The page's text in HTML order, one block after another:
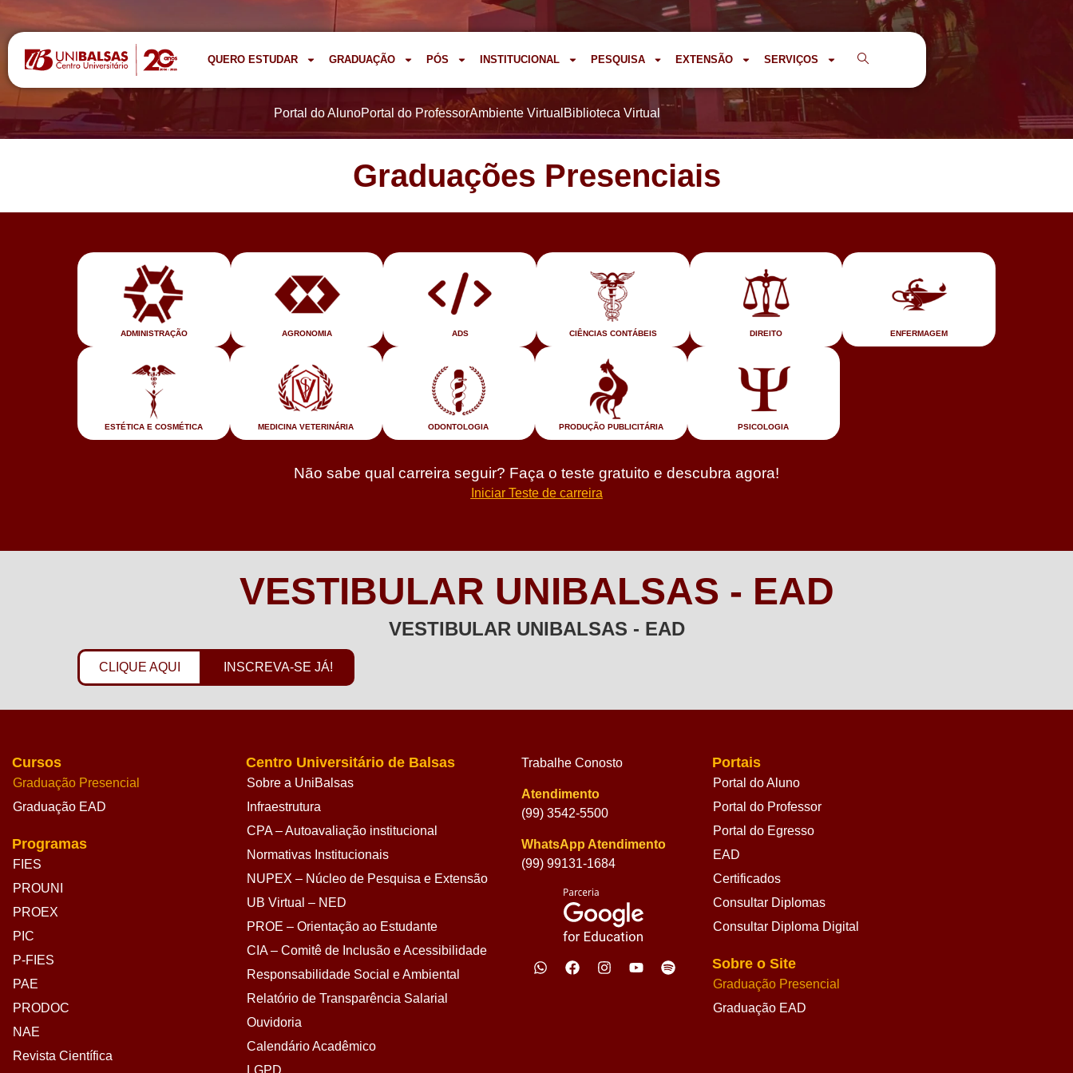
QUERO ESTUDAR GRADUAÇÃO PÓS INSTITUCIONAL PESQUISA EXTENSÃO SERVIÇOS
Portal do AlunoPortal do ProfessorAmbiente Virtual Biblioteca Virtual
Graduações Presenciais
ADMINISTRAÇÃO AGRONOMIA ADS CIÊNCIAS CONTÁBEIS DIREITO ENFERMAGEM
ESTÉTICA E COSMÉTICA MEDICINA VETERINÁRIA ODONTOLOGIA PRODUÇÃO PUBLICITÁRIA PSICOLOGIA
Não sabe qual carreira seguir? Faça o teste gratuito e descubra agora!
Iniciar Teste de carreira
VESTIBULAR UNIBALSAS - EAD
VESTIBULAR UNIBALSAS - EAD
CLIQUE AQUI INSCREVA-SE JÁ!
Cursos
Graduação Presencial
Graduação EAD
Programas
FIES
PROUNI
PROEX
PIC
P-FIES
PAE
PRODOC
NAE
Revista Científica
Centro Universitário de Balsas
Sobre a UniBalsas
Infraestrutura
CPA – Autoavaliação institucional
Normativas Institucionais
NUPEX – Núcleo de Pesquisa e Extensão
UB Virtual – NED
PROE – Orientação ao Estudante
CIA – Comitê de Inclusão e Acessibilidade
Responsabilidade Social e Ambiental
Relatório de Transparência Salarial
Ouvidoria
Calendário Acadêmico
Trabalhe Conosto
Atendimento
(99) 3542-5500
WhatsApp Atendimento
(99) 99131-1684
Portais
Portal do Aluno
Portal do Professor
Portal do Egresso
EAD
Certificados
Consultar Diplomas
Consultar Diploma Digital
Sobre o Site
Graduação Presencial
Graduação EAD